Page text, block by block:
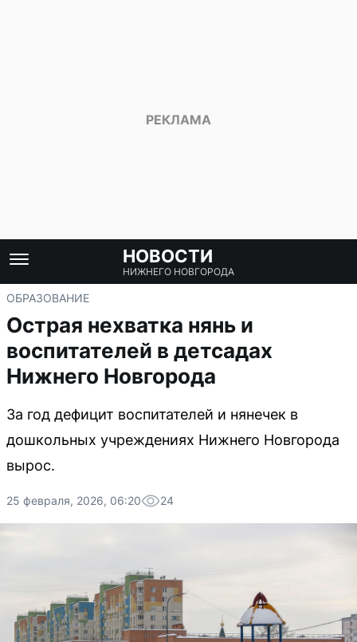
НОВОСТИ
НИЖНЕГО НОВГОРОДА
ОБРАЗОВАНИЕ
Острая нехватка нянь и
воспитателей в детсадах
Нижнего Новгорода
За год дефицит воспитателей и нянечек в
дошкольных учреждениях Нижнего Новгорода
вырос.
25 февраля, 2026, 06:20 24